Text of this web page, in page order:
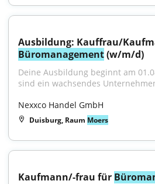
Büromanagement (w/m/d)
Deine Ausbildung beginnt am
sind ein wachsendes
Nexxco Handel GmbH
Duisburg, Raum Moers
Kaufmann/-frau für